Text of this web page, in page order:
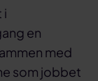
i
en
med
som jobbet